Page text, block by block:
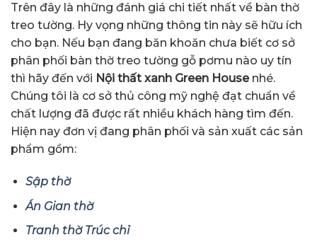
Trên đây là những đánh giá chi tiết nhất về bàn thờ
treo tường. Hy vọng những thông tin này sẽ hữu ích
cho bạn. Nếu bạn đang băn khoăn chưa biết cơ sở
phân phối bàn thờ treo tường gỗ pơmu nào uy tín
thì hãy đến với Nội thất xanh Green House nhé.
Chúng tôi là cơ sở thủ công mỹ nghệ đạt chuẩn về
chất lượng đã được rất nhiều khách hàng tìm đến.
Hiện nay đơn vị đang phân phối và sản xuất các sản
phẩm gồm:
Sập thờ
Án Gian thờ
Tranh thờ Trúc chỉ